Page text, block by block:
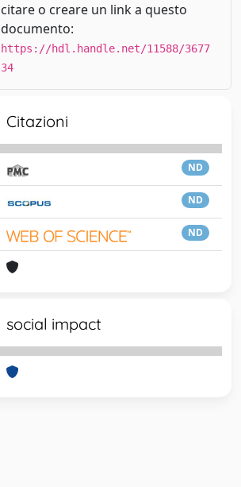
citare o creare un link a questo
documento:
https://hdl.handle.net/11588/3677
34
Citazioni
ND
ND
ND
social impact